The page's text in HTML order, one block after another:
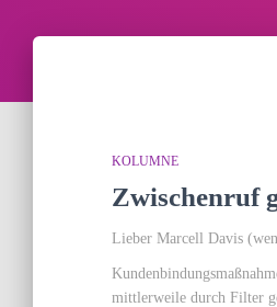
KOLUMNE
Zwischenruf
Lieber Marcell Davis
mittlerweile durch Filter